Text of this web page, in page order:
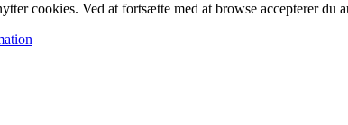
cookies. Ved at fortsætte med at browse accepterer du